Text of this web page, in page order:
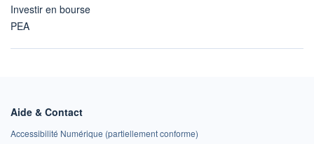
Investir en bourse
PEA
Aide & Contact
Accessibilité Numérique (partiellement conforme)